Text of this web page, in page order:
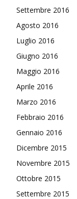
Settembre 2016
Agosto 2016
Luglio 2016
Giugno 2016
Maggio 2016
Aprile 2016
Marzo 2016
Febbraio 2016
Gennaio 2016
Dicembre 2015
Novembre 2015
Ottobre 2015
Settembre 2015